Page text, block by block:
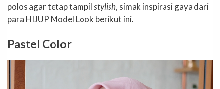
polos agar tetap tampilstylish, simak inspirasi gaya dari
para HIJUP Model Look berikut ini.
Pastel Color